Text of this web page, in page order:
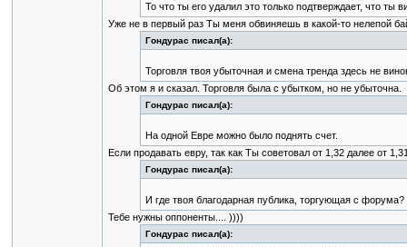
То что ты его удалил это только подтверждает, что ты
Уже не в первый раз Ты меня обвиняешь в какой-то нелепой
Гондурас писал(а):
Торговля твоя убыточная и смена тренда здесь не
Об этом я и сказал. Торговля была с убытком, но не убыточна.
Гондурас писал(а):
На одной Евре можно было поднять счет.
Если продавать евру, так как Ты советовал от 1,32 далее от
Гондурас писал(а):
И где твоя благодарная публика, торгующая с форума?
Тебе нужны оппоненты.... ))))
Гондурас писал(а):